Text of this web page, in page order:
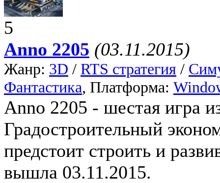
5
Anno 2205 (03.11.2015)
Жанр: 3D / RTS стратегия /
Фантастика, Платформа:
Anno 2205 - шестая игра
Градостроительный
предстоит строить и
вышла 03.11.2015.